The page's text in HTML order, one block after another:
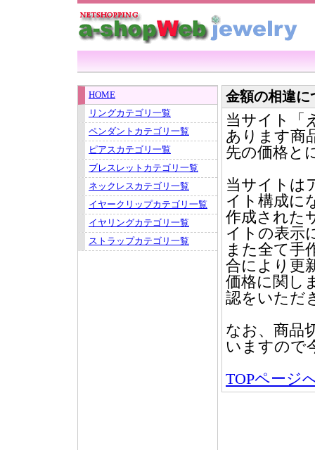
HOME
リングカテゴリ一覧
ペンダントカテゴリ一覧
ピアスカテゴリ一覧
ブレスレットカテゴリ一覧
ネックレスカテゴリ一覧
イヤークリップカテゴリ一覧
イヤリングカテゴリ一覧
ストラップカテゴリ一覧
金額の相違に
当サイト「
あります商
先の価格と
当サイトは
イト構成に
作成された
イトの表示
また全て手
合により更
価格に関し
認をいただ
なお、商品
いますので
TOPページ